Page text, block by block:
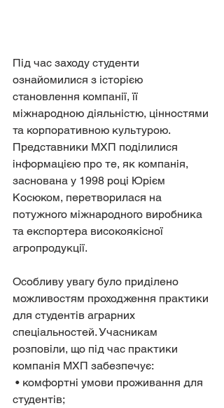
Під час заходу студенти
ознайомилися з історією
становлення компанії, її
міжнародною діяльністю, цінностями
та корпоративною культурою.
Представники МХП поділилися
інформацією про те, як компанія,
заснована у 1998 році Юрієм
Косюком, перетворилася на
потужного міжнародного виробника
та експортера високоякісної
агропродукції.
Особливу увагу було приділено
можливостям проходження практики
для студентів аграрних
спеціальностей. Учасникам
розповіли, що під час практики
компанія МХП забезпечує:
• комфортні умови проживання для
студентів;